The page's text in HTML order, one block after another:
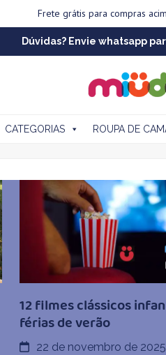
Frete grátis para compras
Dúvidas? Envie whatsapp
CATEGORIAS ROUPA DE
12 filmes clássicos
férias de verão
22 de novembro de 2025